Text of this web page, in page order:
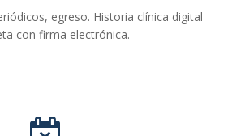
egreso. Historia clínica digital
con firma electrónica.